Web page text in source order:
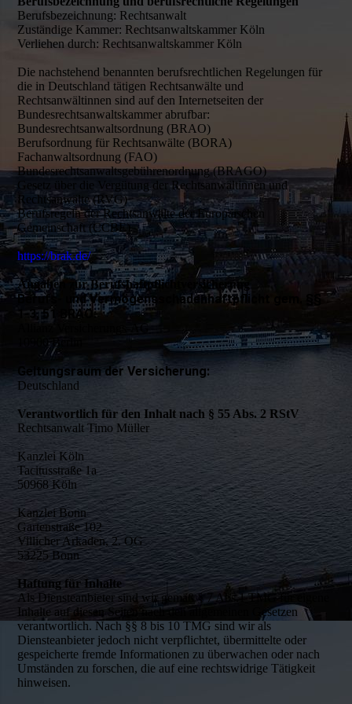
Berufsbezeichnung: Rechtsanwalt
Zuständige Kammer: Rechtsanwaltskammer Köln
Verliehen durch: Rechtsanwaltskammer Köln
Die nachstehend benannten berufsrechtlichen Regelungen für
die in Deutschland tätigen Rechtsanwälte und
Rechtsanwältinnen sind auf den Internetseiten der
Bundesrechtsanwaltskammer abrufbar:
Bundesrechtsanwaltsordnung (BRAO)
Berufsordnung für Rechtsanwälte (BORA)
Fachanwaltsordnung (FAO)
Bundesrechtsanwaltsgebührenordnung (BRAGO)
Gesetz über die Vergütung der Rechtsanwältinnen und
Rechtsanwälte (RVG)
Berufsregeln der Rechtsanwälte der Europäischen
Gemeinschaft (CCBE)
https://brak.de/
Angaben zur Berufshaftpflichtversicherung
Berufs- und Vermögensschadenhaftpflicht gem. §§
1-3, 51 BRAO:
10900 Berlin
Geltungsraum der Versicherung:
Deutschland
Verantwortlich für den Inhalt nach § 55 Abs. 2 RStV
Rechtsanwalt Timo Müller
Kanzlei Köln
Tacitusstraße 1a
50968 Köln
Kanzlei Bonn
Gartenstraße 102
Villicher Arkaden, 2. OG
53225 Bonn
Haftung für Inhalte
Als Diensteanbieter sind wir gemäß § 7 Abs.1 TMG für eigene
Inhalte auf diesen Seiten nach den allgemeinen Gesetzen
verantwortlich. Nach §§ 8 bis 10 TMG sind wir als
Diensteanbieter jedoch nicht verpflichtet, übermittelte oder
gespeicherte fremde Informationen zu überwachen oder nach
Umständen zu forschen, die auf eine rechtswidrige Tätigkeit
hinweisen.